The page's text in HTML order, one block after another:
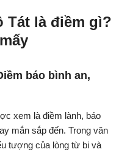
Tát là điềm gì?
báo bình an,
xem là điềm lành, báo
mắn sắp đến. Trong văn
tượng của lòng từ bi và